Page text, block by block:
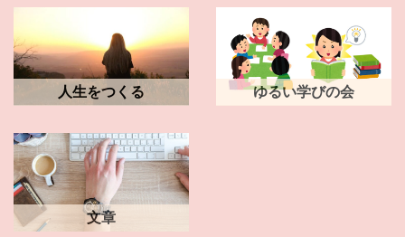
人生をつくる ゆるい学びの会
文章